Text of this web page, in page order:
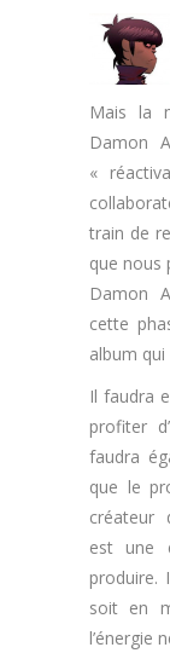
Mais la
Damon
«
train de
que nous
Damon
cette
album
Il faudra
profiter
faudra
que le
créateur
est une
produire.
soit en
l’énergie